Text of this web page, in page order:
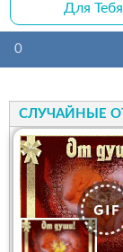
Для
0
СЛУЧАЙНЫЕ